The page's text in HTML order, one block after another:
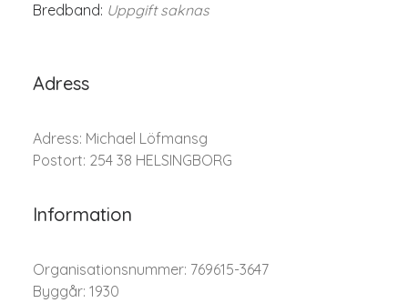
Bredband: Uppgift saknas
Adress
Adress: Michael Löfmansg
Postort: 254 38 HELSINGBORG
Information
Organisationsnummer: 769615-3647
Byggår: 1930